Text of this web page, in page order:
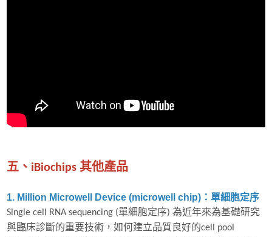
五、iBiochips 其他產品
1. Million Microwell Device (microwell chip)：單細胞定序
Single cell RNA sequencing (單細胞定序) 為近年來為基礎研究
與臨床診斷的重要技術，如何建立品質良好的cell pool